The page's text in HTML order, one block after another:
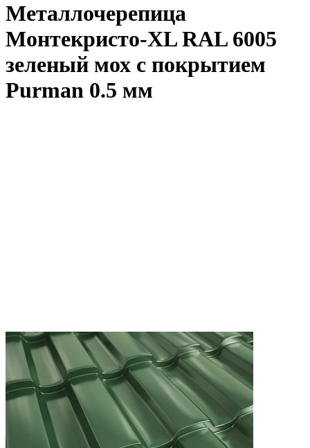
Металлочерепица
Монтекристо-XL RAL 6005
зеленый мох с покрытием
Purman 0.5 мм